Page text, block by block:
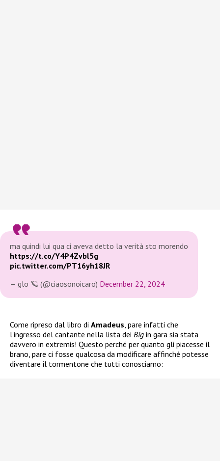
ma quindi lui qua ci aveva detto la verità sto morendo
https://t.co/Y4P4Zvbl5g
pic.twitter.com/PT16yh18JR
— glo 🪐 (@ciaosonoicaro) December 22, 2024
Come ripreso dal libro di Amadeus , pare infatti che
l’ingresso del cantante nella lista dei Big in gara sia stata
davvero in extremis! Questo perché per quanto gli piacesse il
brano, pare ci fosse qualcosa da modificare affinché potesse
diventare il tormentone che tutti conosciamo: